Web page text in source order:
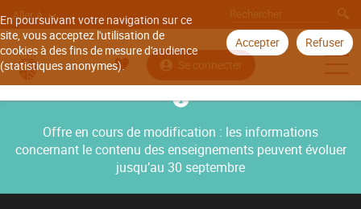
En poursuivant votre navigation sur ce
site, vous acceptez l'utilisation de
cookies à des fins de mesure d'audience
(statistiques anonymes).
Accepter Refuser
Aller à
Se connecter
Offre en cours de modification : les informations
concernant le contenu des enseignements peuvent évoluer
jusqu’au 30 septembre